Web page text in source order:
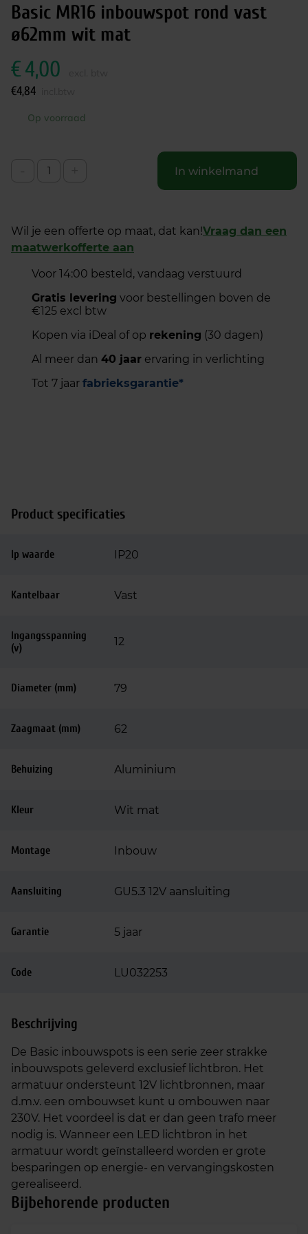
Basic MR16 inbouwspot rond vast
ø62mm wit mat
€4,00
€4,84
Op voorraad
In winkelmand
Wil je een offerte op maat, dat kan!Vraag dan een
maatwerkofferte aan
Voor 14:00 besteld, vandaag verstuurd
Gratis levering voor bestellingen boven de
€125 excl btw
Kopen via iDeal of op rekening (30 dagen)
Al meer dan 40 jaar ervaring in verlichting
Tot 7 jaar fabrieksgarantie*
Product specificaties
Ip waarde IP20
Kantelbaar Vast
Ingangsspanning
(v)
12
Diameter (mm) 79
Zaagmaat (mm) 62
Behuizing Aluminium
Kleur Wit mat
Montage Inbouw
Aansluiting GU5.3 12V aansluiting
Garantie 5 jaar
Code LU032253
Beschrijving
De Basic inbouwspots is een serie zeer strakke
inbouwspots geleverd exclusief lichtbron. Het
armatuur ondersteunt 12V lichtbronnen, maar
d.m.v. een ombouwset kunt u ombouwen naar
230V. Het voordeel is dat er dan geen trafo meer
nodig is. Wanneer een LED lichtbron in het
armatuur wordt geïnstalleerd worden er grote
besparingen op energie- en vervangingskosten
gerealiseerd.
Bijbehorende producten